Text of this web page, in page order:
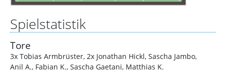
Spielstatistik
Tore
3x Tobias Armbrüster, 2x Jonathan Hickl, Sascha Jambo,
Anil A., Fabian K., Sascha Gaetani, Matthias K.